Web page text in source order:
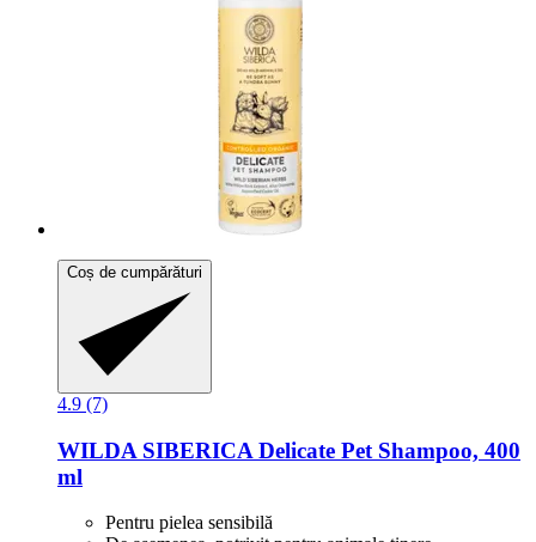
Coș de cumpărături
4.9 (7)
WILDA SIBERICA Delicate Pet Shampoo, 400
ml
Pentru pielea sensibilă